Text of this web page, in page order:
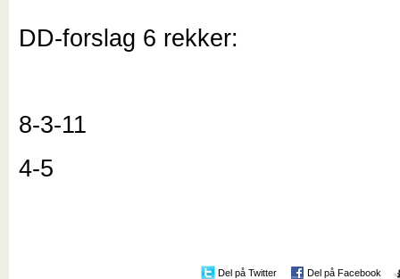
DD-forslag 6 rekker:
8-3-11
4-5
Del på Twitter Del på Facebook